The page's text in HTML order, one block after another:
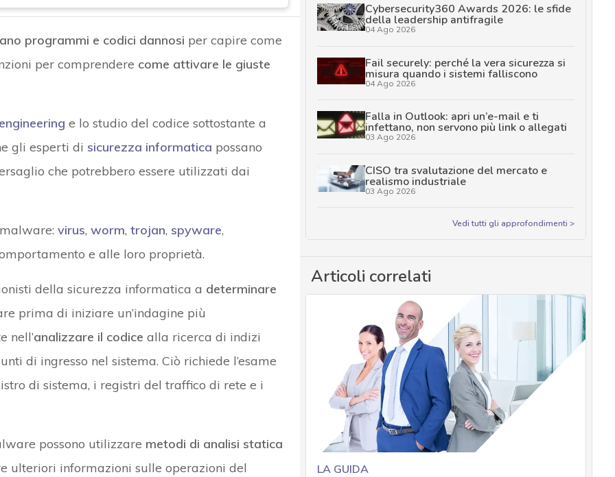
programmi e codici dannosi per capire come
per comprendere come attivare le giuste
e lo studio del codice sottostante a
gli esperti di sicurezza informatica possano
che potrebbero essere utilizzati dai
virus, worm, trojan, spyware,
e alle loro proprietà.
della sicurezza informatica a determinare
prima di iniziare un’indagine più
nell’analizzare il codice alla ricerca di indizi
di ingresso nel sistema. Ciò richiede l’esame
di sistema, i registri del traffico di rete e i
possono utilizzare metodi di analisi statica
ulteriori informazioni sulle operazioni del
Cybersecurity360 Awards 2026: le sfide
della leadership antifragile
04 Ago 2026
Fail securely: perché la vera sicurezza si
misura quando i sistemi falliscono
04 Ago 2026
Falla in Outlook: apri un’e-mail e ti
infettano, non servono più link o allegati
03 Ago 2026
CISO tra svalutazione del mercato e
realismo industriale
03 Ago 2026
Vedi tutti gli approfondimenti >
Articoli correlati
LA GUIDA